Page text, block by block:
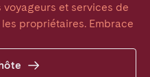
voyageurs et services de
propriétaires. Embrace